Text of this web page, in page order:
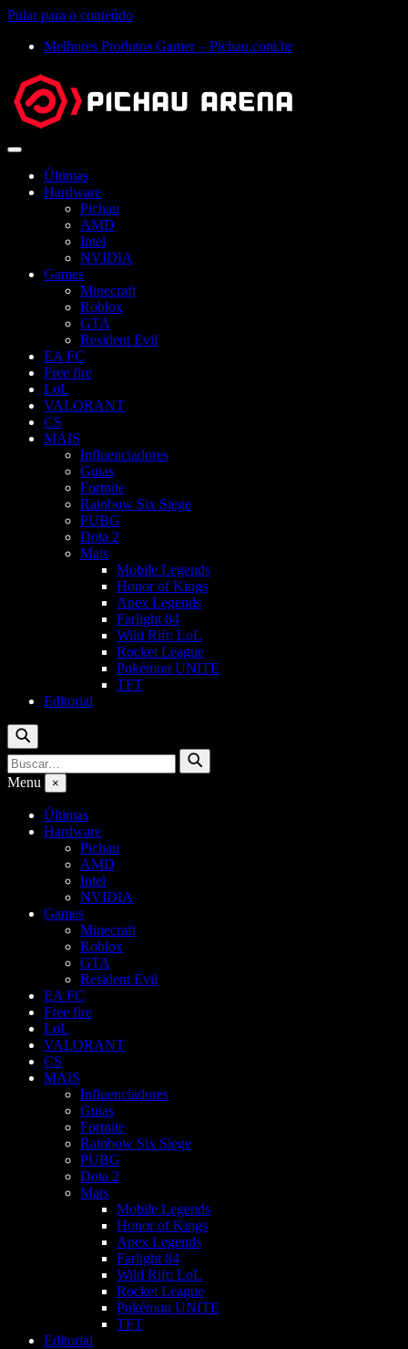
Pular para o conteúdo
Melhores Produtos Gamer – Pichau.com.br
Abrir
Últimas
Hardware
Pichau
AMD
Intel
NVIDIA
Games
Minecraft
Roblox
GTA
Resident Evil
EA FC
Free fire
LoL
VALORANT
CS
MAIS
Influenciadores
Guias
Fortnite
Rainbow Six Siege
PUBG
Dota 2
Mais
Mobile Legends
Honor of Kings
Apex Legends
Farlight 84
Wild Rift: LoL
Rocket League
Pokémon UNITE
TFT
Editorial
Buscar
Buscar
por:
Buscar
Menu ×
Últimas
Hardware
Pichau
AMD
Intel
NVIDIA
Games
Minecraft
Roblox
GTA
Resident Evil
EA FC
Free fire
LoL
VALORANT
CS
MAIS
Influenciadores
Guias
Fortnite
Rainbow Six Siege
PUBG
Dota 2
Mais
Mobile Legends
Honor of Kings
Apex Legends
Farlight 84
Wild Rift: LoL
Rocket League
Pokémon UNITE
TFT
Editorial